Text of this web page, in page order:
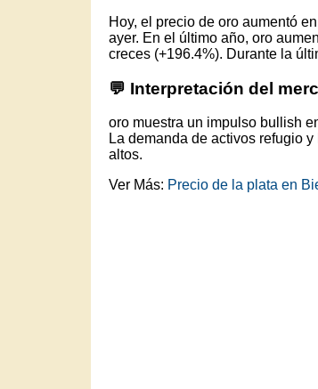
Hoy, el precio de oro aumentó
ayer. En el último año, oro
creces (+196.4%). Durante la
💬 Interpretación del
oro muestra un impulso bullish
La demanda de activos refugio
altos.
Ver Más: Precio de la plata en